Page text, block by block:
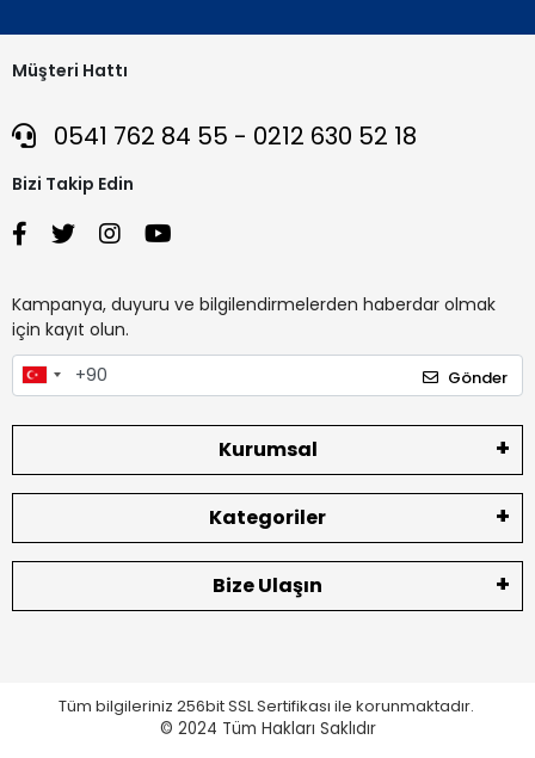
Müşteri Hattı
0541 762 84 55 - 0212 630 52 18
Bizi Takip Edin
Kampanya, duyuru ve bilgilendirmelerden haberdar olmak
için kayıt olun.
Gönder
Kurumsal
Kategoriler
Bize Ulaşın
Tüm bilgileriniz 256bit SSL Sertifikası ile korunmaktadır.
© 2024 Tüm Hakları Saklıdır